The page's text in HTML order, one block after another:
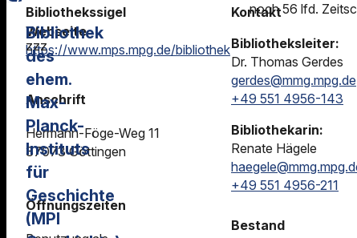
Webseite
https://www.mps.mpg.de/bibliothek
noch 56 lfd.
Bibliothekssigel
zzz
Anschrift
Hermann-Föge-Weg 11
37073 Göttingen
Öffnungszeiten
Kontakt
Bibliotheksleiter:
Dr. Thomas Gerdes
gerdes@mmg.mpg.de
+49 551 4956-143
Bibliothekarin:
Renate Hägele
+49 551 4956-211
Bestand
Bibliothek
des
ehem.
Max-
Planck-
Instituts
für
Geschichte
(MPI